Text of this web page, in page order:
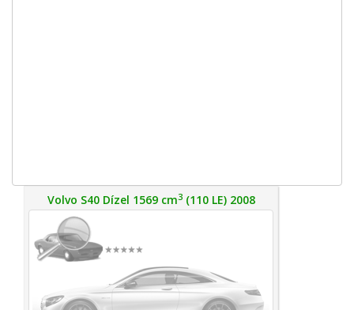
Volvo S40 Dízel 1569 cm3(110 LE) 2008